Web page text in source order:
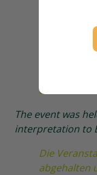
Academy
und
The event was
interpretation to
Die
abgehalten